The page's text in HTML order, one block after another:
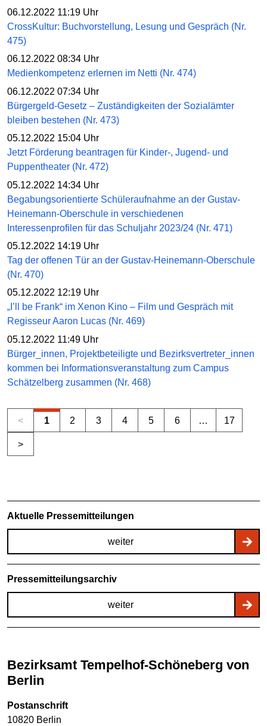
06.12.2022 11:19 Uhr
CrossKultur: Buchvorstellung, Lesung und Gespräch (Nr.
475)
06.12.2022 08:34 Uhr
Medienkompetenz erlernen im Netti (Nr. 474)
06.12.2022 07:34 Uhr
Bürgergeld-Gesetz – Zuständigkeiten der Sozialämter
bleiben bestehen (Nr. 473)
05.12.2022 15:04 Uhr
Jetzt Förderung beantragen für Kinder-, Jugend- und
Puppentheater (Nr. 472)
05.12.2022 14:34 Uhr
Begabungsorientierte Schüleraufnahme an der Gustav-
Heinemann-Oberschule in verschiedenen
Interessenprofilen für das Schuljahr 2023/24 (Nr. 471)
05.12.2022 14:19 Uhr
Tag der offenen Tür an der Gustav-Heinemann-Oberschule
(Nr. 470)
05.12.2022 12:19 Uhr
„I’ll be Frank“ im Xenon Kino – Film und Gespräch mit
Regisseur Aaron Lucas (Nr. 469)
05.12.2022 11:49 Uhr
Bürger_innen, Projektbeteiligte und Bezirksvertreter_innen
kommen bei Informationsveranstaltung zum Campus
Schätzelberg zusammen (Nr. 468)
< 1 2 3 4 5 6 … 17
>
Aktuelle Pressemitteilungen
weiter
Pressemitteilungsarchiv
weiter
Bezirksamt Tempelhof-Schöneberg von
Berlin
Postanschrift
10820 Berlin